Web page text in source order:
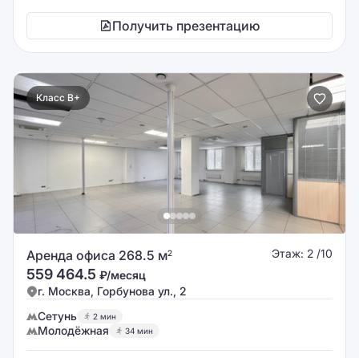
Получить презентацию
Класс B+
Аренда офиса 268.5 м2 Этаж: 2 /10
559 464.5 ₽/месяц
г. Москва, Горбунова ул., 2
Сетунь
2 мин
Молодёжная 34 мин